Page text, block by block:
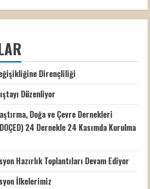
Dirençliliği
Düzenliyor
Doğa ve Çevre Dernekleri
24 Dernekle 24 Kasımda Kurulma
Hazırlık Toplantıları Devam Ediyor
İlkelerimiz